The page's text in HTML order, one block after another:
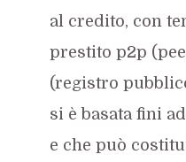
al credito, con
prestito p2p
(registro
si è basata fini
e che può